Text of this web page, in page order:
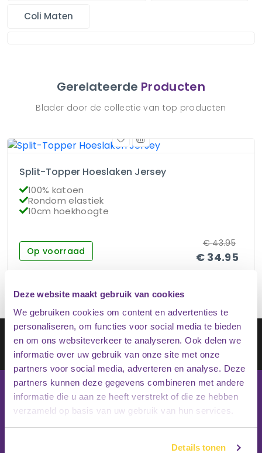
Deze website maakt gebruik van cookies
We gebruiken cookies om content en advertenties te
personaliseren, om functies voor social media te bieden
en om ons websiteverkeer te analyseren. Ook delen we
informatie over uw gebruik van onze site met onze
partners voor social media, adverteren en analyse. Deze
partners kunnen deze gegevens combineren met andere
informatie die u aan ze heeft verstrekt of die ze hebben
verzameld op basis van uw gebruik van hun services.
Details tonen
Coli Maten
Gerelateerde Producten
Blader door de collectie van top producten
Split-Topper Hoeslaken Jersey
100% katoen
Rondom elastiek
10cm hoekhoogte
Op voorraad € 34.95
€43.95
Schrijf je in op onze nieuwsbrief
Inschrijven